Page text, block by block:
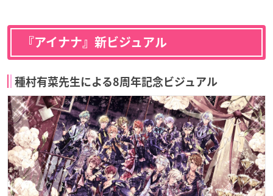
『アイナナ』新ビジュアル
種村有菜先生による8周年記念ビジュアル